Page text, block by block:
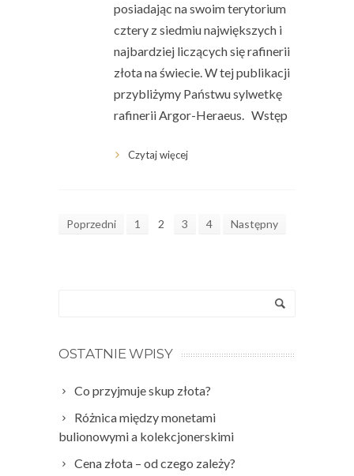
posiadając na swoim terytorium
cztery z siedmiu największych i
najbardziej liczących się rafinerii
złota na świecie. W tej publikacji
przybliżymy Państwu sylwetkę
rafinerii Argor-Heraeus. Wstęp
Czytaj więcej
Poprzedni 1 2 3 4 Następny
OSTATNIE WPISY
Co przyjmuje skup złota?
Różnica między monetami
bulionowymi a kolekcjonerskimi
Cena złota – od czego zależy?